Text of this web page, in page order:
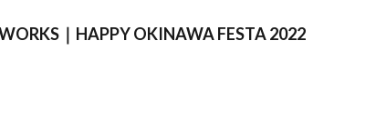
｜HAPPY OKINAWA FESTA 2022